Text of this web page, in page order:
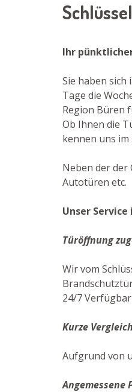
Ihr
Sie haben
Tage die
Region Büren
Ob Ihnen die
kennen uns
Neben der
Autotüren etc.
Unser
Türöffnung
Wir vom
24/7
Kurze
Aufgrund von
Angemessene